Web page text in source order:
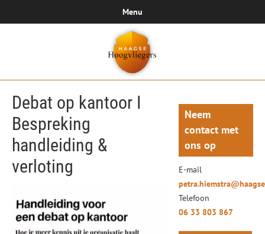
Menu
Debat op kantoor I
Bespreking
handleiding &
verloting
Neem
contact met
ons op
E-mail
Telefoon
06 33 803 867